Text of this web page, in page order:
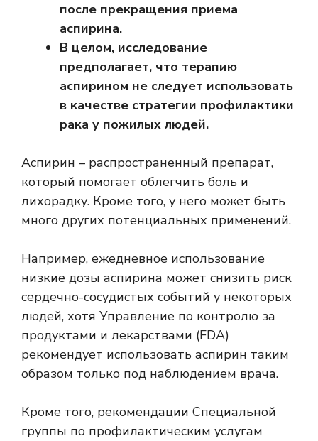
после прекращения приема
аспирина.
В целом, исследование
предполагает, что терапию
аспирином не следует использовать
в качестве стратегии профилактики
рака у пожилых людей.
Аспирин – распространенный препарат,
который помогает облегчить боль и
лихорадку. Кроме того, у него может быть
много других потенциальных применений.
Например, ежедневное использование
низкие дозы аспирина может снизить риск
сердечно-сосудистых событий у некоторых
людей, хотя Управление по контролю за
продуктами и лекарствами (FDA)
рекомендует использовать аспирин таким
образом только под наблюдением врача.
Кроме того, рекомендации Специальной
группы по профилактическим услугам